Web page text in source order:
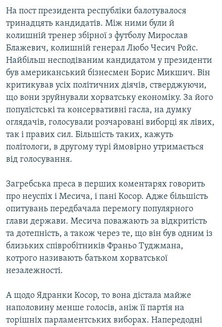
ДОЛУЧАЙСЯ!
Усі сайти RFE/RL
На пост президента республiки балотувалося
тринадцять кандидатiв. Мiж ними були й
колишнiй тренер збiрної з футболу Мирослав
Блажевич, колишнiй генерал Любо Чесич Ройс.
Найбiльш несподiваним кандидатом у президенти
був американський бiзнесмен Борис Микшич. Вiн
критикував усiх полiтичних дiячiв, стверджуючи,
що вони зруйнували хорватську економiку. За його
популiстськi та консервативнi гасла, на думку
оглядачiв, голосували розчарованi виборцi як лiвих,
так i правих сил. Бiльшiсть таких, кажуть
полiтологи, в другому турi ймовiрно утримається
вiд голосування.
Загребська преса в перших коментарях говорить
про неуспiх i Месича, i панi Косор. Адже бiльшiсть
опитувань передбачала перемогу популярного
глави держави. Месича поважають за відкритість
та дотепнiсть, а також через те, що вiн був одним із
близьких спiвробiтникiв Франьо Туджмана,
котрого називають батьком хорватської
незалежностi.
А щодо Ядранки Косор, то вона дiстала майже
наполовину менше голосiв, анiж її партiя на
торiшнiх парламентських виборах. Напередоднi